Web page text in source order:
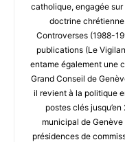
catholique, engagée
doctrine
Controverses (1988-
publications (Le
entame également une
Grand Conseil de
il revient à la politique
postes clés
municipal de
présidences de